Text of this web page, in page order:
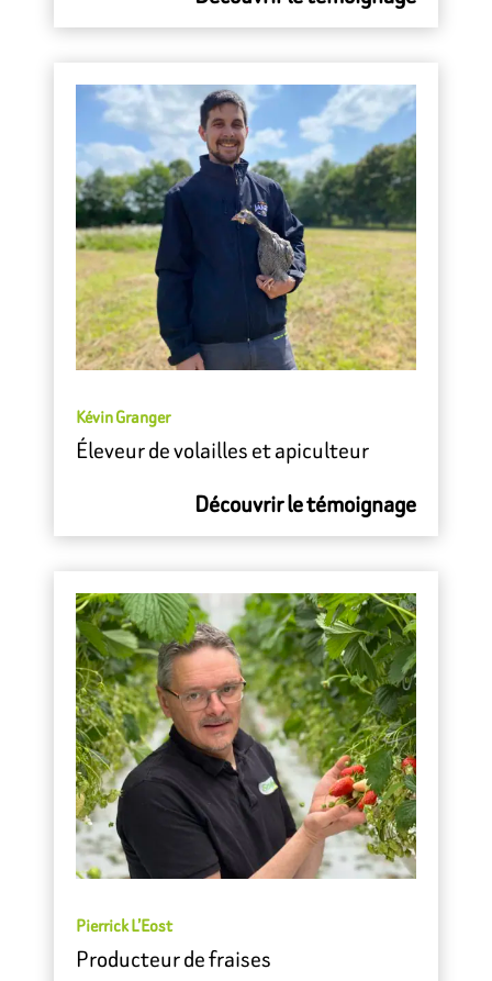
Kévin Granger
Éleveur de volailles et apiculteur
Découvrir le témoignage
Pierrick L’Eost
Producteur de fraises